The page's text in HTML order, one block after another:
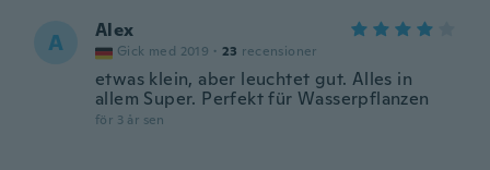
A Alex
Gick med 2019 · 23 recensioner
etwas klein, aber leuchtet gut. Alles in
allem Super. Perfekt für Wasserpflanzen
för 3 år sen